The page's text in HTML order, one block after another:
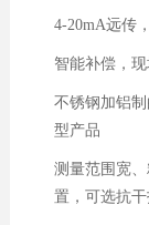
4-20mA远传
智能补偿，
不锈钢加铝
型产品
测量范围宽
置，可选抗